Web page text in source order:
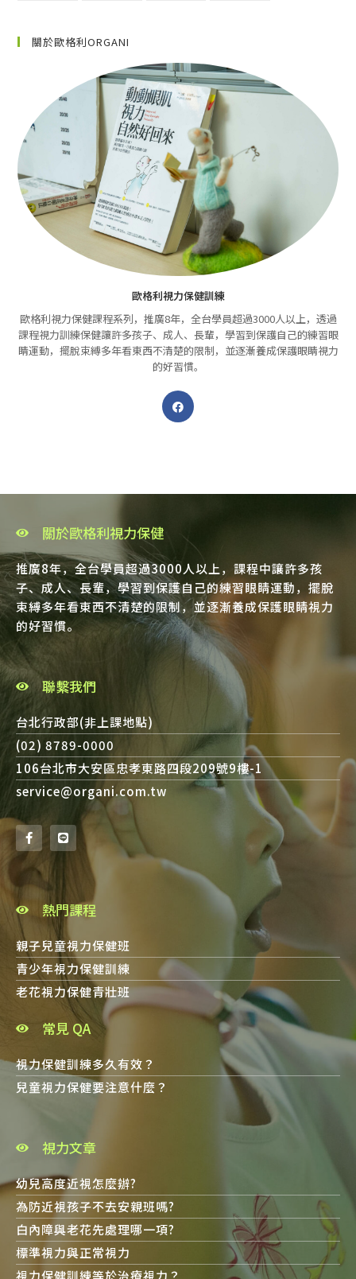
關於歐格利ORGANI
歐格利視力保健訓練
歐格利視力保健課程系列，推廣8年，全台學員超過3000人以上，透過
課程視力訓練保健讓許多孩子、成人、長輩，學習到保護自己的練習眼
睛運動，擺脫束縛多年看東西不清楚的限制，並逐漸養成保護眼睛視力
的好習慣。
關於歐格利視力保健
推廣8年，全台學員超過3000人以上，課程中讓許多孩
子、成人、長輩，學習到保護自己的練習眼睛運動，擺脫
束縛多年看東西不清楚的限制，並逐漸養成保護眼睛視力
的好習慣。
聯繫我們
台北行政部(非上課地點)
(02) 8789-0000
106台北市大安區忠孝東路四段209號9樓-1
service@organi.com.tw
熱門課程
親子兒童視力保健班
青少年視力保健訓練
老花視力保健青壯班
常見 QA
視力保健訓練多久有效？
兒童視力保健要注意什麼？
視力文章
幼兒高度近視怎麼辦?
為防近視孩子不去安親班嗎?
白內障與老花先處理哪一項?
標準視力與正常視力